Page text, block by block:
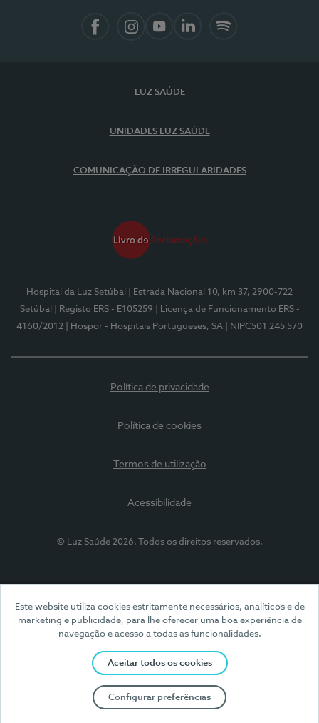
Este website utiliza cookies estritamente necessários, analíticos e de
marketing e publicidade, para lhe oferecer uma boa experiência de
navegação e acesso a todas as funcionalidades.
Aceitar todos os cookies
Configurar preferências
LUZ SAÚDE
UNIDADES LUZ SAÚDE
COMUNICAÇÃO DE IRREGULARIDADES
Hospital da Luz Setúbal
| Estrada Nacional 10, km 37, 2900-722
Setúbal
| Registo ERS - E105259
| Licença de Funcionamento ERS -
4160/2012
| Hospor - Hospitais Portugueses, SA | NIPC501 245 570
Política de privacidade
Política de cookies
Termos de utilização
Acessibilidade
© Luz Saúde 2026. Todos os direitos reservados.